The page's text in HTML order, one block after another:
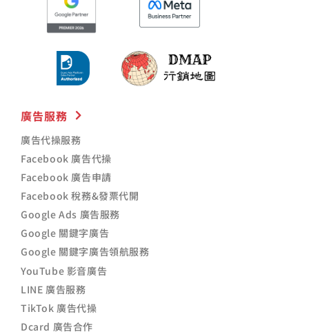
廣告服務
廣告代操服務
Facebook 廣告代操
Facebook 廣告申請
Facebook 稅務&發票代開
Google Ads 廣告服務
Google 關鍵字廣告
Google 關鍵字廣告領航服務
YouTube 影音廣告
LINE 廣告服務
TikTok 廣告代操
Dcard 廣告合作